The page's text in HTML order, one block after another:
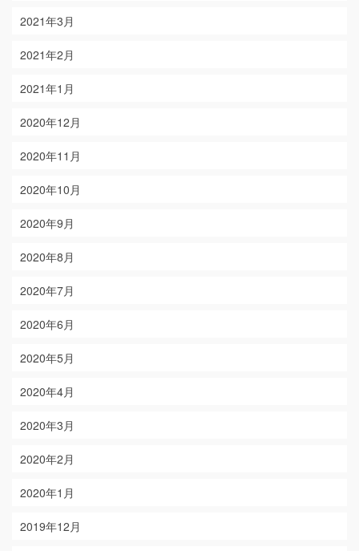
2021年3月
2021年2月
2021年1月
2020年12月
2020年11月
2020年10月
2020年9月
2020年8月
2020年7月
2020年6月
2020年5月
2020年4月
2020年3月
2020年2月
2020年1月
2019年12月